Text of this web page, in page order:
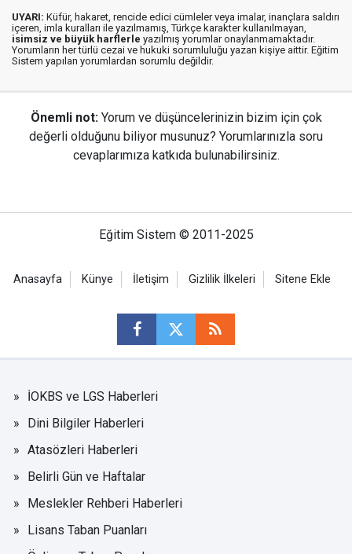
UYARI: Küfür, hakaret, rencide edici cümleler veya imalar, inançlara saldırı
içeren, imla kuralları ile yazılmamış, Türkçe karakter kullanılmayan,
isimsiz ve büyük harflerle yazılmış yorumlar onaylanmamaktadır.
Yorumların her türlü cezai ve hukuki sorumluluğu yazan kişiye aittir. Eğitim
Sistem yapılan yorumlardan sorumlu değildir.
Önemli not: Yorum ve düşüncelerinizin bizim için çok
değerli olduğunu biliyor musunuz? Yorumlarınızla soru
cevaplarımıza katkıda bulunabilirsiniz.
Eğitim Sistem © 2011-2025
Anasayfa Künye İletişim Gizlilik İlkeleri Sitene Ekle
İOKBS ve LGS Haberleri
Dini Bilgiler Haberleri
Atasözleri Haberleri
Belirli Gün ve Haftalar
Meslekler Rehberi Haberleri
Lisans Taban Puanları